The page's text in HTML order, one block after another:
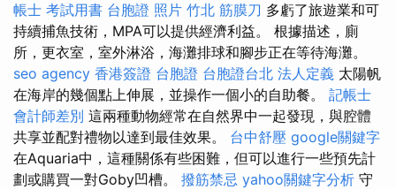
帳士 考試用書 台胞證 照片 竹北 筋膜刀 多虧了旅遊業和可
持續捕魚技術，MPA可以提供經濟利益。 根據描述，廁
所，更衣室，室外淋浴，海灘排球和腳步正在等待海灘。
seo agency 香港簽證 台胞證 台胞證台北 法人定義 太陽帆
在海岸的幾個點上伸展，並操作一個小的自助餐。 記帳士
會計師差別 這兩種動物經常在自然界中一起發現，與腔體
共享並配對禮物以達到最佳效果。 台中舒壓 google關鍵字
在Aquaria中，這種關係有些困難，但可以進行一些預先計
劃或購買一對Goby凹槽。 撥筋禁忌 yahoo關鍵字分析 守